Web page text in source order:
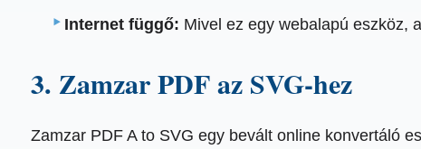
Internet függő: Mivel ez egy webalapú eszköz,
3. Zamzar PDF az SVG-hez
Zamzar PDF A to SVG egy bevált online konvertáló